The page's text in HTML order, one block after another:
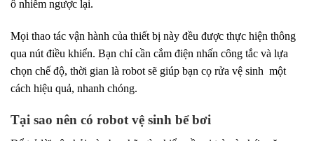
ô nhiễm ngược lại.
Mọi thao tác vận hành của thiết bị này đều được thực hiện thông
qua nút điều khiển. Bạn chỉ cần cắm điện nhấn công tắc và lựa
chọn chế độ, thời gian là robot sẽ giúp bạn cọ rửa vệ sinh một
cách hiệu quả, nhanh chóng.
Tại sao nên có robot vệ sinh bể bơi